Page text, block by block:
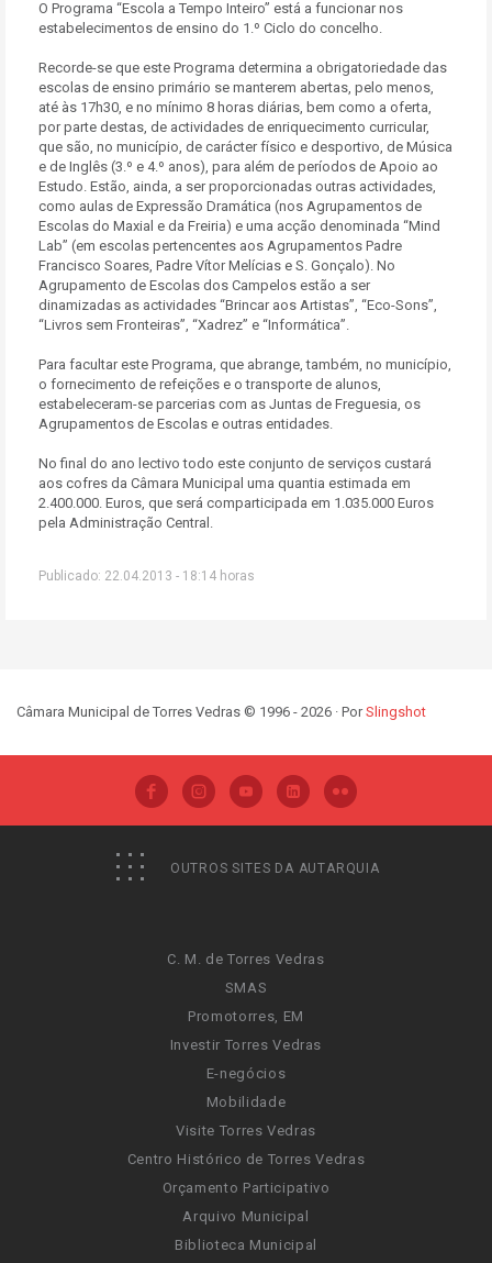
O Programa “Escola a Tempo Inteiro” está a funcionar nos
estabelecimentos de ensino do 1.º Ciclo do concelho.
Recorde-se que este Programa determina a obrigatoriedade das
escolas de ensino primário se manterem abertas, pelo menos,
até às 17h30, e no mínimo 8 horas diárias, bem como a oferta,
por parte destas, de actividades de enriquecimento curricular,
que são, no município, de carácter físico e desportivo, de Música
e de Inglês (3.º e 4.º anos), para além de períodos de Apoio ao
Estudo. Estão, ainda, a ser proporcionadas outras actividades,
como aulas de Expressão Dramática (nos Agrupamentos de
Escolas do Maxial e da Freiria) e uma acção denominada “Mind
Lab” (em escolas pertencentes aos Agrupamentos Padre
Francisco Soares, Padre Vítor Melícias e S. Gonçalo). No
Agrupamento de Escolas dos Campelos estão a ser
dinamizadas as actividades “Brincar aos Artistas”, “Eco-Sons”,
“Livros sem Fronteiras”, “Xadrez” e “Informática”.
Para facultar este Programa, que abrange, também, no município,
o fornecimento de refeições e o transporte de alunos,
estabeleceram-se parcerias com as Juntas de Freguesia, os
Agrupamentos de Escolas e outras entidades.
No final do ano lectivo todo este conjunto de serviços custará
aos cofres da Câmara Municipal uma quantia estimada em
2.400.000. Euros, que será comparticipada em 1.035.000 Euros
pela Administração Central.
Publicado: 22.04.2013 - 18:14 horas
Câmara Municipal de Torres Vedras © 1996 - 2026 · PorSlingshot
OUTROS SITES DA AUTARQUIA
C. M. de Torres Vedras
SMAS
Promotorres, EM
Investir Torres Vedras
E-negócios
Mobilidade
Visite Torres Vedras
Centro Histórico de Torres Vedras
Orçamento Participativo
Arquivo Municipal
Biblioteca Municipal